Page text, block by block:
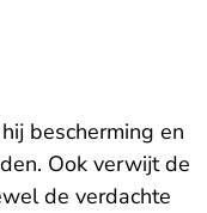
bescherming en
Ook verwijt de
de verdachte